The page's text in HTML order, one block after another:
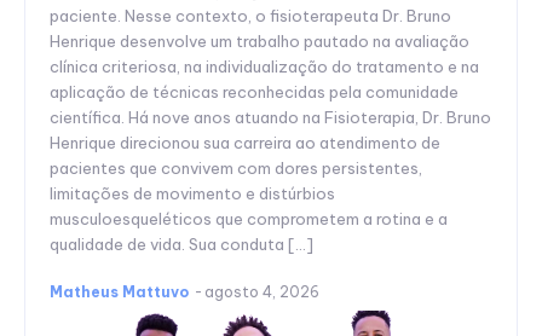
paciente. Nesse contexto, o fisioterapeuta Dr. Bruno
Henrique desenvolve um trabalho pautado na avaliação
clínica criteriosa, na individualização do tratamento e na
aplicação de técnicas reconhecidas pela comunidade
científica. Há nove anos atuando na Fisioterapia, Dr. Bruno
Henrique direcionou sua carreira ao atendimento de
pacientes que convivem com dores persistentes,
limitações de movimento e distúrbios
musculoesqueléticos que comprometem a rotina e a
qualidade de vida. Sua conduta […]
Matheus Mattuvo - agosto 4, 2026